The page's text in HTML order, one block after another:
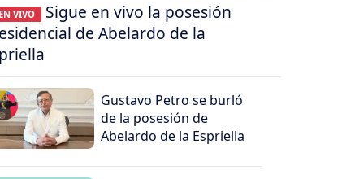
VIVO
Sigue en vivo la posesión
de Abelardo de la
Gustavo Petro se burló
de la posesión de
Abelardo de la Espriella